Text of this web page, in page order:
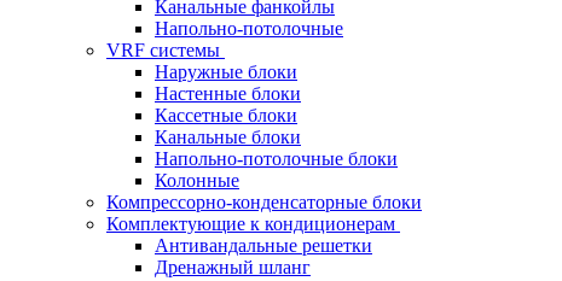
Канальные фанкойлы
Напольно-потолочные
VRF системы
Наружные блоки
Настенные блоки
Кассетные блоки
Канальные блоки
Напольно-потолочные блоки
Колонные
Компрессорно-конденсаторные блоки
Комплектующие к кондиционерам
Антивандальные решетки
Дренажный шланг